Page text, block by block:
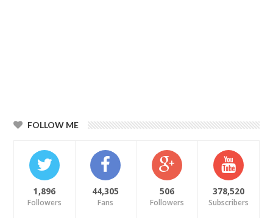
FOLLOW ME
1,896
Followers
44,305
Fans
506
Followers
378,520
Subscribers